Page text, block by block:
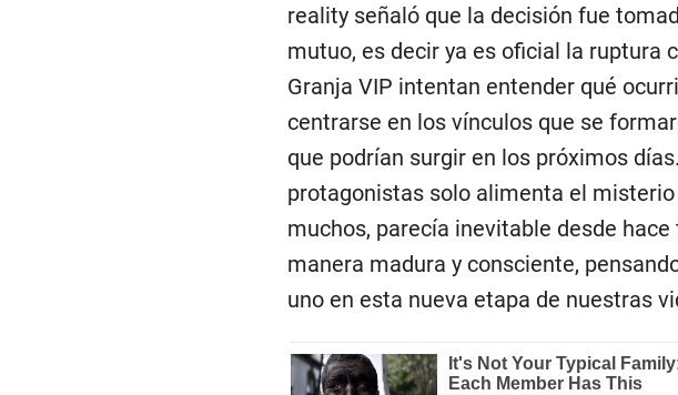
reality señaló que la decisión fue
mutuo, es decir ya es oficial la ruptura
Granja VIP intentan entender qué
centrarse en los vínculos que se
que podrían surgir en los próximos
protagonistas solo alimenta el
muchos, parecía inevitable desde
manera madura y consciente,
uno en esta nueva etapa de nuestras